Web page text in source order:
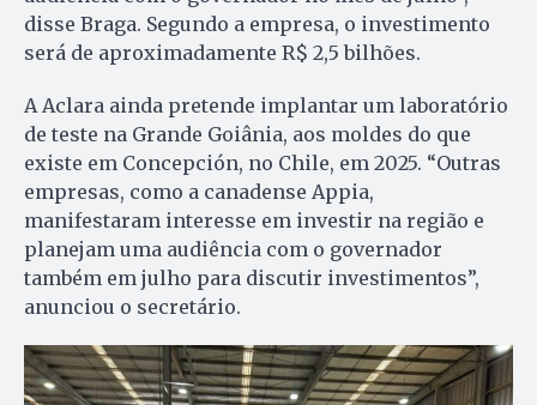
disse Braga. Segundo a empresa, o investimento
será de aproximadamente R$ 2,5 bilhões.
A Aclara ainda pretende implantar um laboratório
de teste na Grande Goiânia, aos moldes do que
existe em Concepción, no Chile, em 2025. “Outras
empresas, como a canadense Appia,
manifestaram interesse em investir na região e
planejam uma audiência com o governador
também em julho para discutir investimentos”,
anunciou o secretário.